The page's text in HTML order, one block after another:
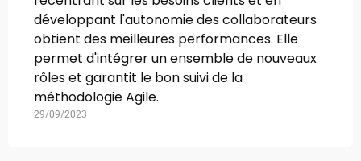
développant l'autonomie des collaborateurs
obtient des meilleures performances. Elle
permet d'intégrer un ensemble de nouveaux
rôles et garantit le bon suivi de la
méthodologie Agile.
29/09/2023